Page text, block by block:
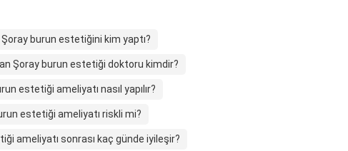
burun estetiğini kim yaptı?
Şoray burun estetiği doktoru kimdir?
estetiği ameliyatı nasıl yapılır?
estetiği ameliyatı riskli mi?
ameliyatı sonrası kaç günde iyileşir?